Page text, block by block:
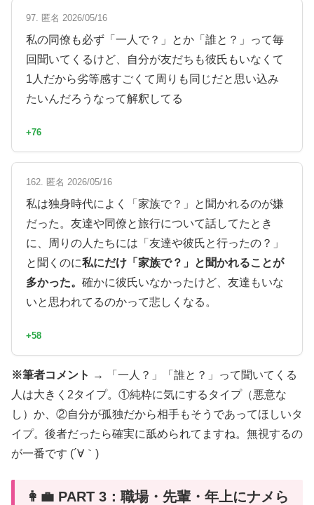
97. 匿名 2026/05/16
私の同僚も必ず「一人で？」とか「誰と？」って毎
回聞いてくるけど、自分が友だちも彼氏もいなくて
1人だから劣等感すごくて周りも同じだと思い込み
たいんだろうなって解釈してる
+76
162. 匿名 2026/05/16
私は独身時代によく「家族で？」と聞かれるのが嫌
だった。友達や同僚と旅行について話してたとき
に、周りの人たちには「友達や彼氏と行ったの？」
と聞くのに私にだけ「家族で？」と聞かれることが
多かった。 確かに彼氏いなかったけど、友達もいな
いと思われてるのかって悲しくなる。
+58
※筆者コメント →
「一人？」「誰と？」って聞いてくる
人は大きく2タイプ。①純粋に気にするタイプ（悪意な
し）か、②自分が孤独だから相手もそうであってほしいタ
イプ。後者だったら確実に舐められてますね。無視するの
が一番です (´∀｀)
👩‍💼 PART 3：職場・先輩・年上にナメら